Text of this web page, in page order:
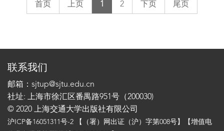
首页 上页 1 2 下页 尾页
联系我们
邮箱：sjtup@sjtu.edu.cn
社址: 上海市徐汇区番禺路951号（200030)
© 2020 上海交通大学出版社有限公司
沪ICP备16051311号-2 【（署）网出证（沪）字第008号】【增值电